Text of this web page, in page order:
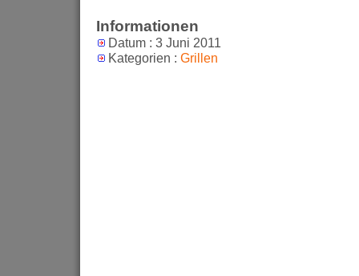
Informationen
Datum : 3 Juni 2011
Kategorien : Grillen